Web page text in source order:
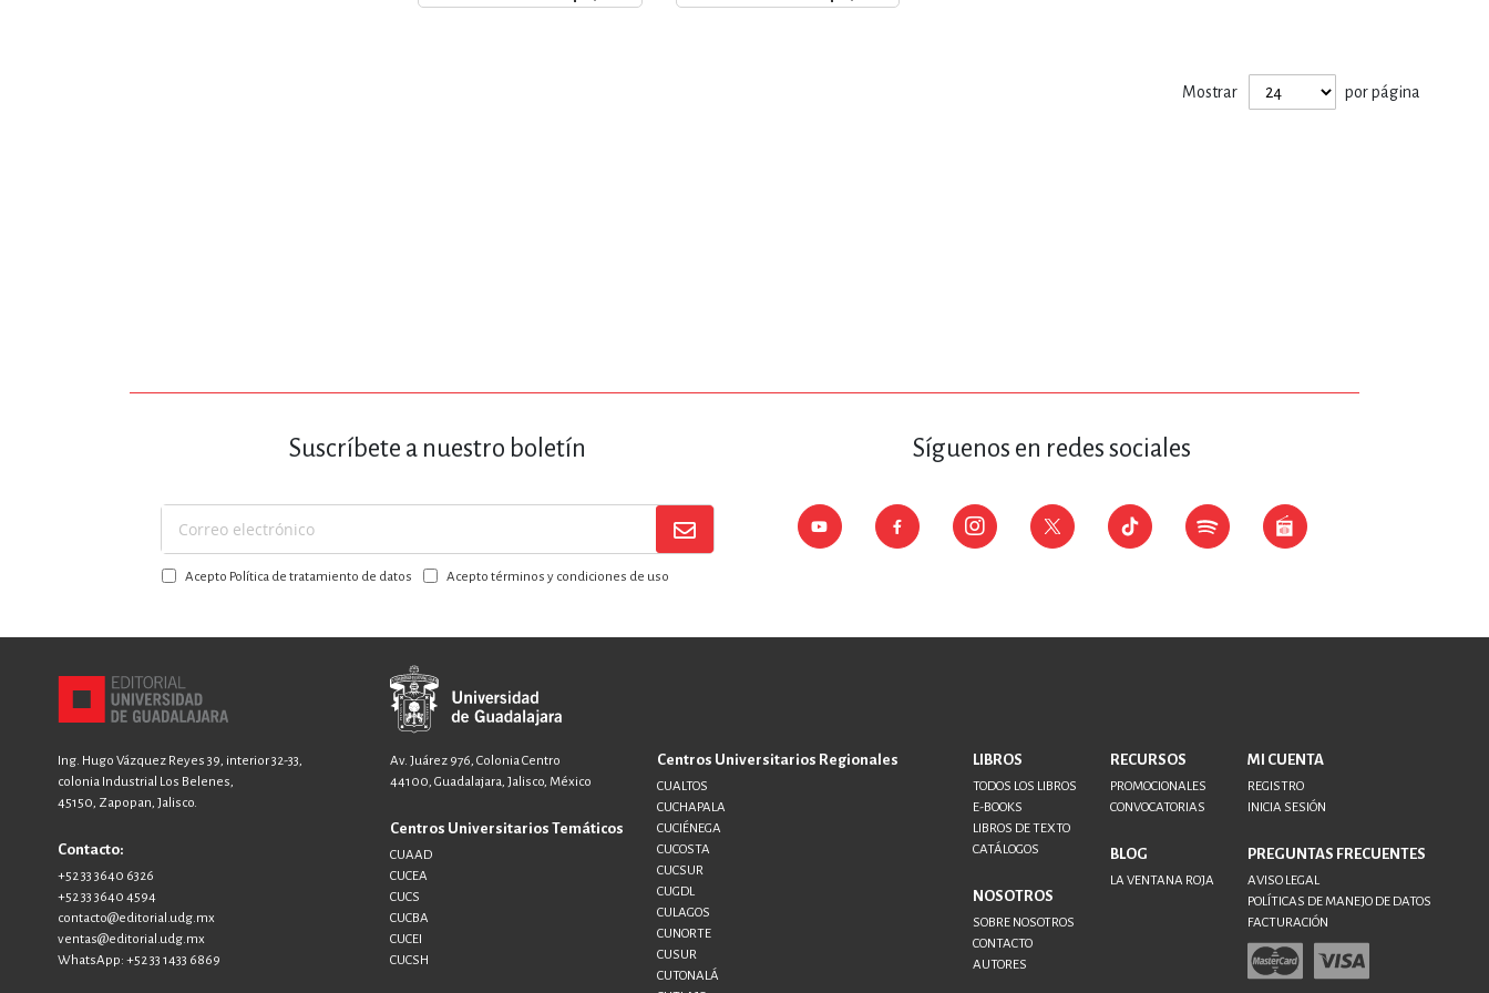
MATEMÁTICAS Y CIENCIAS MEDICINA, ENFERMERÍA, VETERINARIA
NOVELA GRÁFICA, LIBROS DE CÓMICS, DIBUJOS ANIMADOS
TECNOLOGÍA, INGENIERÍA, AGRICULTURA
Mostrar por página
Suscríbete a nuestro boletín
Suscríbase
a
nuestroAcepto Política de tratamiento de datos Acepto términos y condiciones de uso
Síguenos en redes sociales
Ing. Hugo Vázquez Reyes 39, interior 32-33,
colonia Industrial Los Belenes,
45150, Zapopan, Jalisco.
Contacto:
+52 33 3640 6326
+52 33 3640 4594
contacto@editorial.udg.mx
ventas@editorial.udg.mx
WhatsApp: +52 33 1433 6869
Av. Juárez 976, Colonia Centro
44100, Guadalajara, Jalisco, México
Centros Universitarios Temáticos
CUAAD
CUCEA
CUCS
CUCBA
CUCEI
CUCSH
Centros Universitarios Regionales
CUALTOS
CUCHAPALA
CUCIÉNEGA
CUCOSTA
CUCSUR
CUGDL
CULAGOS
CUNORTE
CUSUR
CUTONALÁ
LIBROS
TODOS LOS LIBROS
E-BOOKS
LIBROS DE TEXTO
CATÁLOGOS
NOSOTROS
SOBRE NOSOTROS
CONTACTO
AUTORES
RECURSOS
PROMOCIONALES
CONVOCATORIAS
BLOG
LA VENTANA ROJA
MI CUENTA
REGISTRO
INICIA SESIÓN
PREGUNTAS FRECUENTES
AVISO LEGAL
POLÍTICAS DE MANEJO DE DATOS
FACTURACIÓN